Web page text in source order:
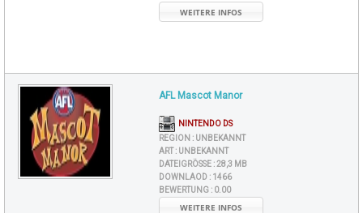
WEITERE INFOS
AFL Mascot Manor
NINTENDO DS
REGION : UNBEKANNT
ART : UNBEKANNT
DATEIGRÖSSE : 28,3 MB
DOWNLAOD : 1466
BEWERTUNG : 0.00
WEITERE INFOS